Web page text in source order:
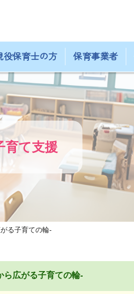
役保育士の方 保育事業者
育て支援
る子育ての輪-
ら広がる子育ての輪-